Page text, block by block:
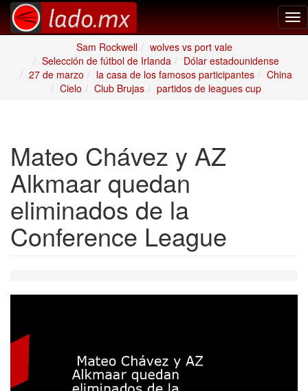
Sam Rockwell
wolves vs port vale
Selección de fútbol de Irlanda
Dólar estadounidense
27 de marzo
la casa de los famosos participantes
China
Cielo
Club Brujas partidos de leagues cup
Mateo Chávez y AZ
Alkmaar quedan
eliminados de la
Conference League